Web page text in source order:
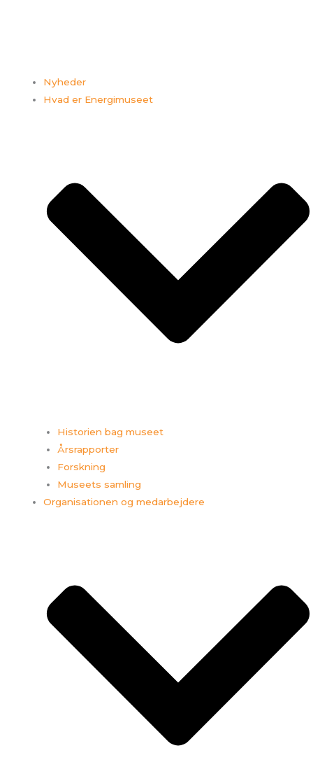
Nyheder
Hvad er Energimuseet
Historien bag museet
Årsrapporter
Forskning
Museets samling
Organisationen og medarbejdere